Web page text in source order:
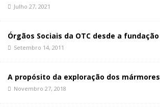
Julho 27, 2021
Órgãos Sociais da OTC desde a fundação
Setembro 14, 2011
A propósito da exploração dos mármores
Novembro 27, 2018